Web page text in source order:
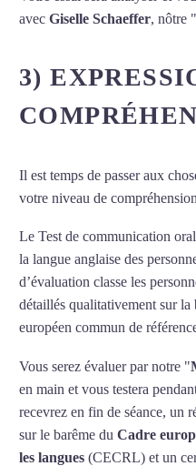
avec Giselle Schaeffer, nôtre "
3)
Il est temps de passer aux
votre niveau de
Le Test de communication
la langue anglaise des
d’évaluation classe les
détaillés qualitativement sur la
européen commun de
Vous serez évaluer par notre "
en main et vous testera
recevrez en fin de séance, un
sur le barême du Cadre
les langues (CECRL) et un